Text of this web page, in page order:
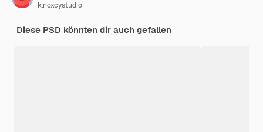
k.noxcystudio
Diese PSD könnten dir auch gefallen